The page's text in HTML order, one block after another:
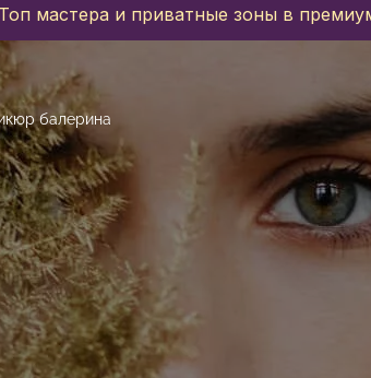
балерина
мастера и приватные зоны в